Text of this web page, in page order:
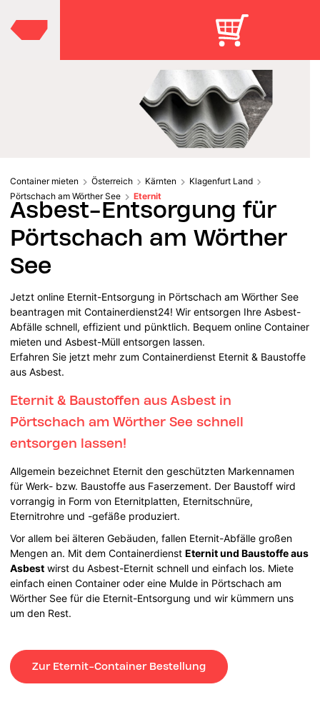
Container mieten Österreich Kärnten
Klagenfurt Land
Pörtschach am Wörther See
Eternit
Asbest-Entsorgung für
Pörtschach am Wörther
See
Jetzt online Eternit-Entsorgung in Pörtschach am Wörther See
beantragen mit Containerdienst24! Wir entsorgen Ihre Asbest-
Abfälle schnell, effizient und pünktlich. Bequem online Container
mieten und Asbest-Müll entsorgen lassen.
Erfahren Sie jetzt mehr zum Containerdienst Eternit & Baustoffe
aus Asbest.
Eternit & Baustoffen aus Asbest in
Pörtschach am Wörther See schnell
entsorgen lassen!
Allgemein bezeichnet Eternit den geschützten Markennamen
für Werk- bzw. Baustoffe aus Faserzement. Der Baustoff wird
vorrangig in Form von Eternitplatten, Eternitschnüre,
Eternitrohre und -gefäße produziert.
Vor allem bei älteren Gebäuden, fallen Eternit-Abfälle großen
Mengen an. Mit dem ContainerdienstEternit und Baustoffe aus
Asbest wirst du Asbest-Eternit schnell und einfach los. Miete
einfach einen Container oder eine Mulde in Pörtschach am
Wörther See für die Eternit-Entsorgung und wir kümmern uns
um den Rest.
Zur Eternit-Container Bestellung